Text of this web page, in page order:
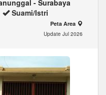
- Surabaya
Suami/Istri
Peta Area
Update Jul 2026